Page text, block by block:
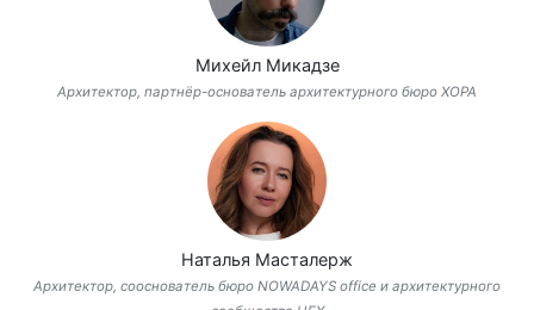
Михейл Микадзе
Архитектор, партнёр-основатель архитектурного бюро ХОРА
Наталья Масталерж
Архитектор, сооснователь бюро NOWADAYS office и архитектурного